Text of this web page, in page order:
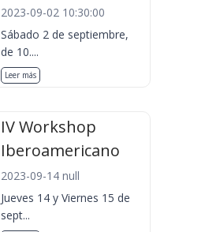
2023-09-02 10:30:00
Sábado 2 de septiembre,
de 10....
Leer más
IV Workshop
Iberoamericano
2023-09-14 null
Jueves 14 y Viernes 15 de
sept...